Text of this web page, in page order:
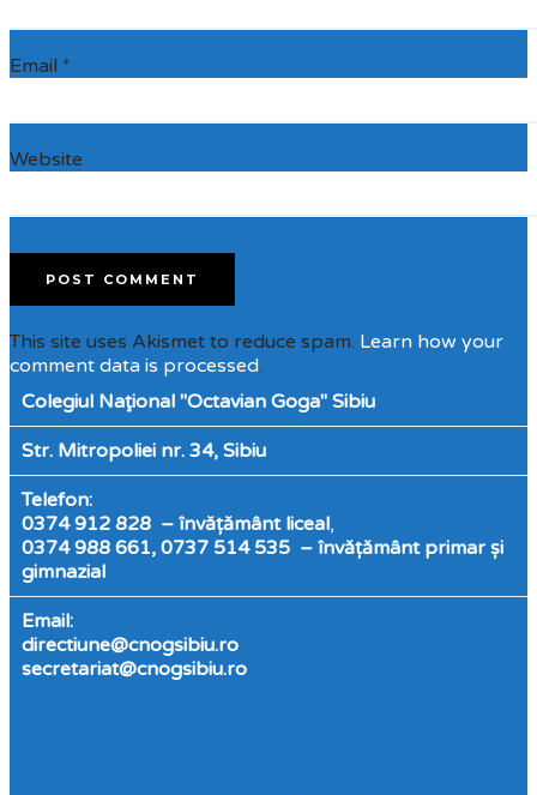
Email *
Website
This site uses Akismet to reduce spam. Learn how your
comment data is processed.
Colegiul Naţional "Octavian Goga" Sibiu
Str. Mitropoliei nr. 34, Sibiu
Telefon:
0374 912 828 – învățământ liceal,
0374 988 661, 0737 514 535 – învățământ primar și
gimnazial
Email:
directiune@cnogsibiu.ro
secretariat@cnogsibiu.ro